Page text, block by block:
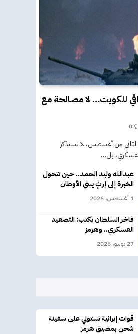
للكويت… لا مصالحة مع
0
من أغسطس، لا تستذكر
عسكري، بل…
عبدالله وليد الحمد.. حين تتحول
الخبرة إلى إرثٍ يبني الأوطان
1 أغسطس، 2026
فاخر السلطان يكتب: التصعيد
العسكري.. وهرمز
27 يوليو، 2026
قوات إيرانية تستولي على سفينة
شحن بمضيق هرمز